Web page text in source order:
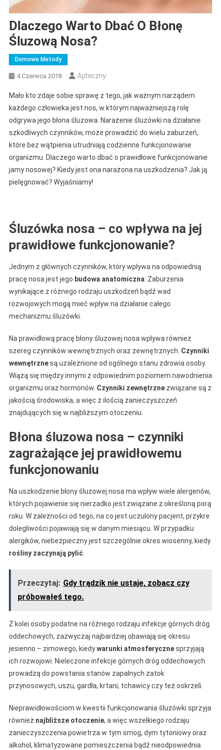
Dlaczego Warto Dbać O Błonę
Śluzową Nosa?
Domowe Metody
4 Czerwca 2018 Apteczny
Mało kto zdaje sobie sprawę z tego, jak ważnym narządem
każdego człowieka jest nos, w którym najważniejszą rolę
odgrywa jego błona śluzowa. Narażenie śluzówki na działanie
szkodliwych czynników, może prowadzić do wielu zaburzeń,
które bez wątpienia utrudniają codzienne funkcjonowanie
organizmu. Dlaczego warto dbać o prawidłowe funkcjonowanie
jamy nosowej? Kiedy jest ona narażona na uszkodzenia? Jak ją
pielęgnować? Wyjaśniamy!
Śluzówka nosa – co wpływa na jej
prawidłowe funkcjonowanie?
Jednym z głównych czynników, który wpływa na odpowiednią
pracę nosa jest jego budowa anatomiczna. Zaburzenia
wynikające z różnego rodzaju uszkodzeń bądź wad
rozwojowych mogą mieć wpływ na działanie całego
mechanizmu śluzówki.
Na prawidłową pracę błony śluzowej nosa wpływa również
szereg czynników wewnętrznych oraz zewnętrznych. Czynniki
wewnętrznesą uzależnione od ogólnego stanu zdrowia osoby.
Wiążą się między innymi z odpowiednim poziomem nawodnienia
organizmu oraz hormonów. Czynniki zewnętrznezwiązane są z
jakością środowiska, a więc z ilością zanieczyszczeń
znajdujących się w najbliższym otoczeniu.
Błona śluzowa nosa – czynniki
zagrażające jej prawidłowemu
funkcjonowaniu
Na uszkodzenie błony śluzowej nosa ma wpływ wiele alergenów,
których pojawienie się nierzadko jest związane z określoną porą
roku. W zależności od tego, na co jest uczulony pacjent, przykre
dolegliwości pojawiają się w danym miesiącu. W przypadku
alergików, niebezpieczny jest szczególnie okres wiosenny, kiedy
rośliny zaczynają pylić.
Przeczytaj: Gdy trądzik nie ustaje, zobacz czy
próbowałeś tego.
Z kolei osoby podatne na różnego rodzaju infekcje górnych dróg
oddechowych, zazwyczaj najbardziej obawiają się okresu
jesienno – zimowego, kiedywarunki atmosferycznesprzyjają
ich rozwojowi. Nieleczone infekcje górnych dróg oddechowych
prowadzą do powstania stanów zapalnych zatok
przynosowych, uszu, gardła, krtani, tchawicy czy też oskrzeli.
Nieprawidłowościom w kwestii funkcjonowania śluzówki sprzyja
również najbliższe otoczenie, a więc wszelkiego rodzaju
zanieczyszczenia powietrza w tym smog, dym tytoniowy oraz
alkohol, klimatyzowane pomieszczenia bądź nieodpowiednia